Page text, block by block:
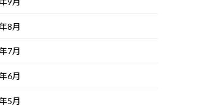
8月
7月
6月
5月